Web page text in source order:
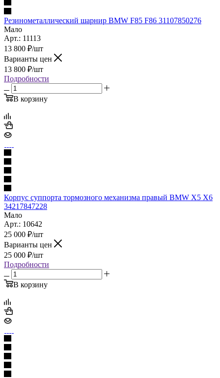
Резинометаллический шарнир BMW F85 F86 31107850276
Мало
Арт.: 11113
13 800 ₽/шт
Варианты цен
13 800 ₽/шт
Подробности
В корзину
Корпус суппорта тормозного механизма правый BMW X5 X6
34217847228
Мало
Арт.: 10642
25 000 ₽/шт
Варианты цен
25 000 ₽/шт
Подробности
В корзину